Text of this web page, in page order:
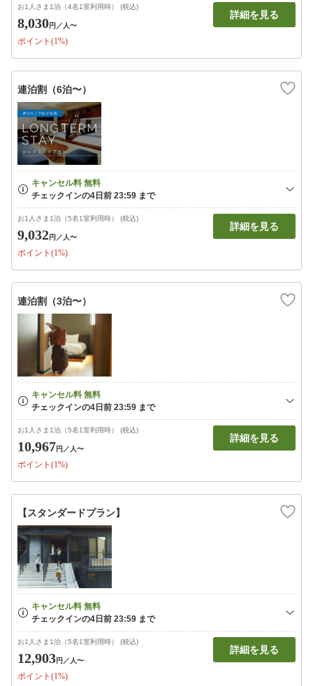
お1人さま1泊（4名1室利用時） (税込)
8,030円 ／人〜
ポイント(1%)
詳細を見る
連泊割（6泊〜）
お1人さま1泊（5名1室利用時） (税込)
9,032円 ／人〜
ポイント(1%)
詳細を見る
連泊割（3泊〜）
お1人さま1泊（5名1室利用時） (税込)
10,967円 ／人〜
ポイント(1%)
詳細を見る
【スタンダードプラン】
お1人さま1泊（5名1室利用時） (税込)
12,903円 ／人〜
ポイント(1%)
詳細を見る